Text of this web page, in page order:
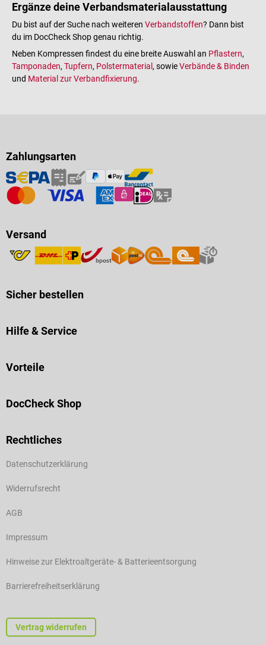
Ergänze deine Verbandsmaterialausstattung
Du bist auf der Suche nach weiteren Verbandstoffen? Dann bist
du im DocCheck Shop genau richtig.
Neben Kompressen findest du eine breite Auswahl an Pflastern,
Tamponaden, Tupfern, Polstermaterial , sowieVerbände & Binden
und Material zur Verbandfixierung.
Zahlungsarten
Versand
Sicher bestellen
Hilfe & Service
Vorteile
DocCheck Shop
Rechtliches
Datenschutzerklärung
Widerrufsrecht
AGB
Impressum
Hinweise zur Elektroaltgeräte- & Batterieentsorgung
Barrierefreiheitserklärung
Vertrag widerrufen